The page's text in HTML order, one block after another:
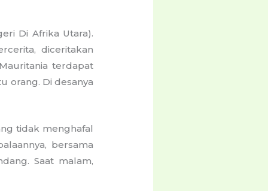
Di Afrika Utara).
diceritakan
terdapat
orang. Di desanya
tidak menghafal
bersama
Saat malam,